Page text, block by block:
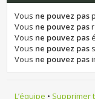
Vous ne pouvez pas
Vous ne pouvez pas
Vous ne pouvez pas
Vous ne pouvez pas
Vous ne pouvez pas
L’équipe • Supprimer